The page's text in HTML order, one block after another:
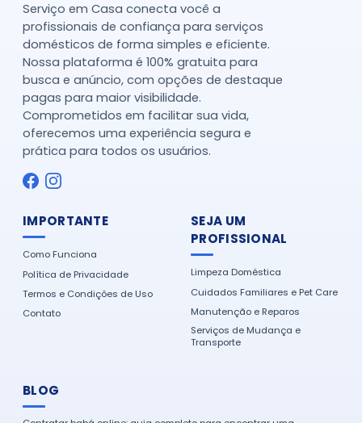
Serviço em Casa conecta você a
profissionais de confiança para serviços
domésticos de forma simples e eficiente.
Nossa plataforma é 100% gratuita para
busca e anúncio, com opções de destaque
pagas para maior visibilidade.
Comprometidos em facilitar sua vida,
oferecemos uma experiência segura e
prática para todos os usuários.
IMPORTANTE
Como Funciona
Política de Privacidade
Termos e Condições de Uso
Contato
SEJA UM
PROFISSIONAL
Limpeza Doméstica
Cuidados Familiares e Pet Care
Manutenção e Reparos
Serviços de Mudança e
Transporte
BLOG